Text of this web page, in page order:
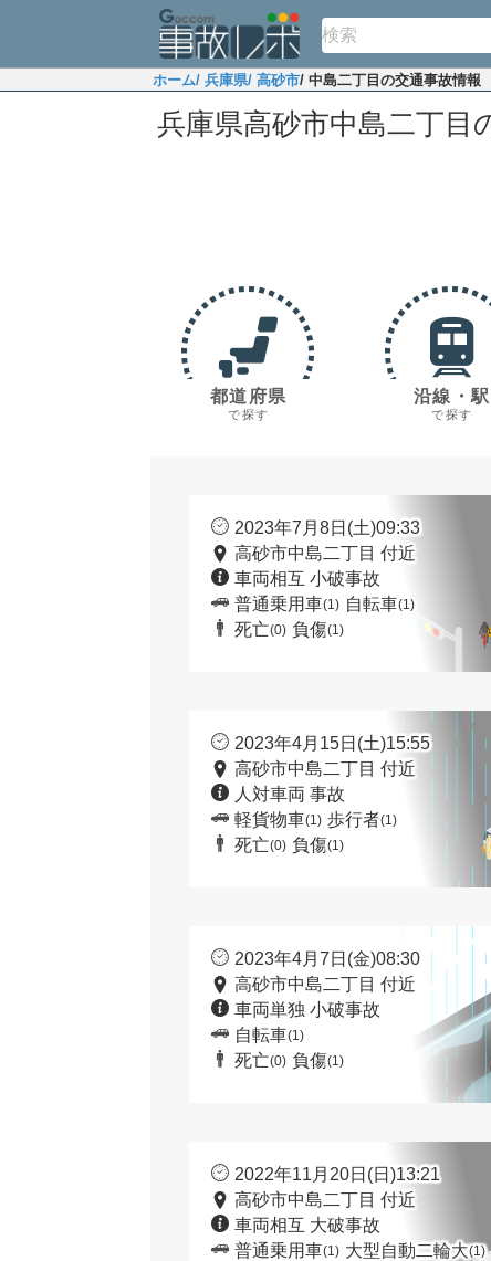
ホーム/ 兵庫県/ 高砂市/ 中島二丁目の交通事故情報
兵庫県高砂市中島二丁目
都道府県
で探す
沿線・駅
で探す
2023年7月8日(土)09:33
高砂市中島二丁目 付近
車両相互 小破事故
普通乗用車(1) 自転車(1)
死亡(0) 負傷(1)
2023年4月15日(土)15:55
高砂市中島二丁目 付近
人対車両 事故
軽貨物車(1) 歩行者(1)
死亡(0) 負傷(1)
2023年4月7日(金)08:30
高砂市中島二丁目 付近
車両単独 小破事故
自転車(1)
死亡(0) 負傷(1)
2022年11月20日(日)13:21
高砂市中島二丁目 付近
車両相互 大破事故
普通乗用車(1) 大型自動二輪大(1)